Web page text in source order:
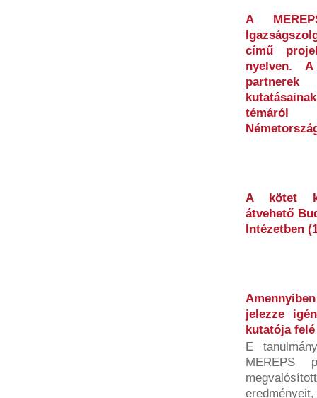
A
című
nyelven.
partnerek
témáról
A kötet
átvehető
Intézetben
jelezze
kutatója
E
MEREPS